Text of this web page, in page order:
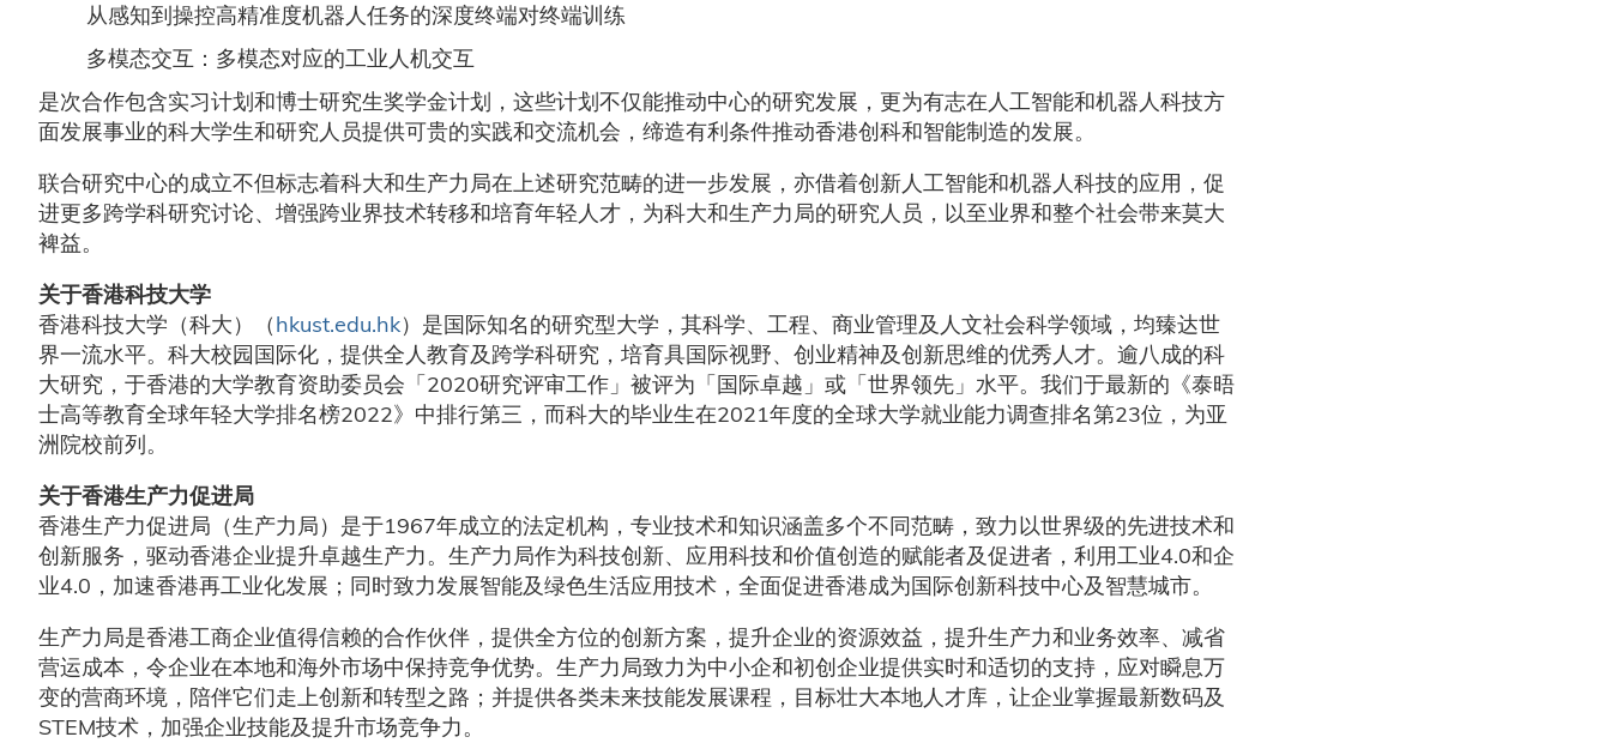
从感知到操控高精准度机器人任务的深度终端对终端训练
多模态交互：多模态对应的工业人机交互
是次合作包含实习计划和博士研究生奖学金计划，这些计划不仅能推动中心的研究发展，更为有志在人工智能和机器人科技方
面发展事业的科大学生和研究人员提供可贵的实践和交流机会，缔造有利条件推动香港创科和智能制造的发展。
联合研究中心的成立不但标志着科大和生产力局在上述研究范畴的进一步发展，亦借着创新人工智能和机器人科技的应用，促
进更多跨学科研究讨论、增强跨业界技术转移和培育年轻人才，为科大和生产力局的研究人员，以至业界和整个社会带来莫大
裨益。
关于香港科技大学
香港科技大学（科大）（hkust.edu.hk）是国际知名的研究型大学，其科学、工程、商业管理及人文社会科学领域，均臻达世
界一流水平。科大校园国际化，提供全人教育及跨学科研究，培育具国际视野、创业精神及创新思维的优秀人才。逾八成的科
大研究，于香港的大学教育资助委员会「2020研究评审工作」被评为「国际卓越」或「世界领先」水平。我们于最新的《泰晤
士高等教育全球年轻大学排名榜2022》中排行第三，而科大的毕业生在2021年度的全球大学就业能力调查排名第23位，为亚
洲院校前列。
关于香港生产力促进局
香港生产力促进局（生产力局）是于1967年成立的法定机构，专业技术和知识涵盖多个不同范畴，致力以世界级的先进技术和
创新服务，驱动香港企业提升卓越生产力。生产力局作为科技创新、应用科技和价值创造的赋能者及促进者，利用工业4.0和企
业4.0，加速香港再工业化发展；同时致力发展智能及绿色生活应用技术，全面促进香港成为国际创新科技中心及智慧城市。
生产力局是香港工商企业值得信赖的合作伙伴，提供全方位的创新方案，提升企业的资源效益，提升生产力和业务效率、减省
营运成本，令企业在本地和海外市场中保持竞争优势。生产力局致力为中小企和初创企业提供实时和适切的支持，应对瞬息万
变的营商环境，陪伴它们走上创新和转型之路；并提供各类未来技能发展课程，目标壮大本地人才库，让企业掌握最新数码及
STEM技术，加强企业技能及提升市场竞争力。